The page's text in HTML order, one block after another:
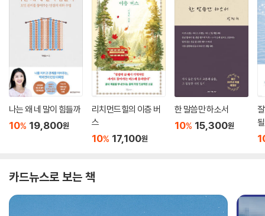
나는 왜 네 말이 힘들까
10% 19,800원
리치먼드힐의 이층 버
스
10% 17,100원
한 말씀만 하소서
10% 15,300원
카드뉴스로 보는 책